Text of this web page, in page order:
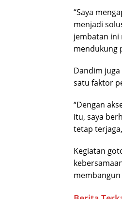
“Saya
menjadi
jembatan ini
mendukung
Dandim
satu faktor
“Dengan
itu, saya
tetap
Kegiatan